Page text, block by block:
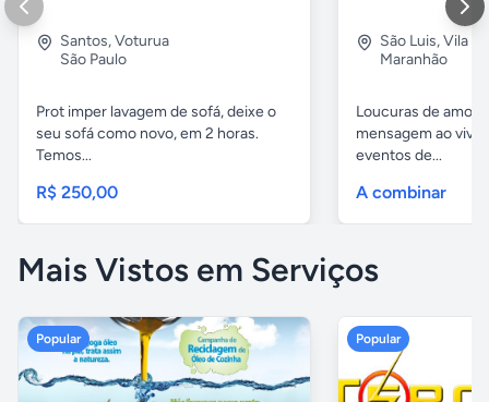
Santos,Voturua
São Paulo
Prot imper lavagem de sofá, deixe o
seu sofá como novo, em 2 horas.
Temos...
R$ 250,00
São Luis,Vila
Maranhão
Loucuras de amor,
mensagem ao
eventos de...
A combinar
Mais Vistos em Serviços
Popular Popular